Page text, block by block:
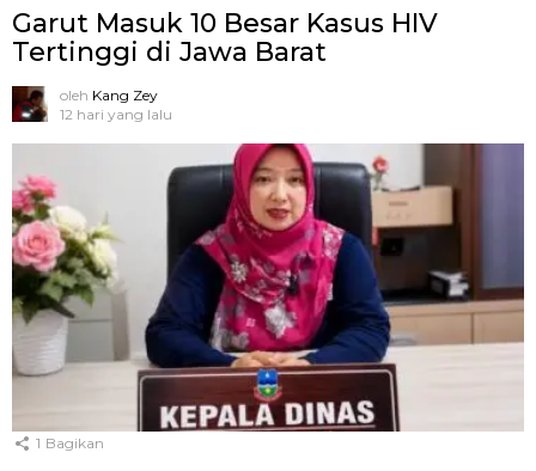
Garut Masuk 10 Besar Kasus HIV
Tertinggi di Jawa Barat
oleh Kang Zey
12 hari yang lalu
1 Bagikan